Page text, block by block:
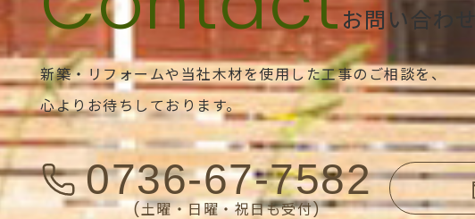
お問い合わせ
新築・リフォームや当社木材を使用した工事のご相談を、
心よりお待ちしております。
0736-67-7582
(土曜・日曜・祝日も受付)